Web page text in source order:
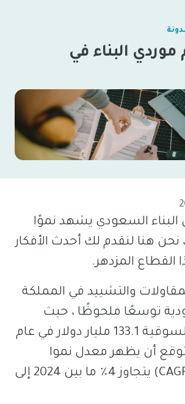
موردي البناء في
السعودي يشهد نموًا
نحن هنا لنقدم لك أحدث الأفكار
القطاع المزدهر.
والتشييد في المملكة
توسعًا ملحوظًا ، حيث
بلغت قيمته السوقية 133.1 مليار دولار في عام
أن يظهر معدل نموا
سنويا مركبا (CAGR) يتجاوز 4٪ ما بين 2024 إلى